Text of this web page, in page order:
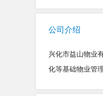
公司介绍
兴化市益山物业
化等基础物业管